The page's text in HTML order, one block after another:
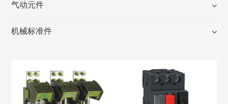
气动元件
机械标准件